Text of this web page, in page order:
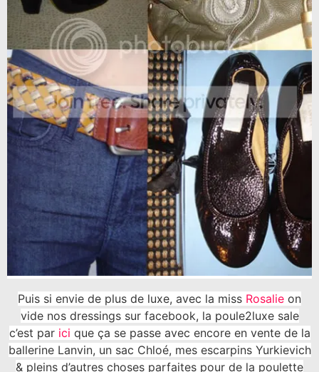
Puis si envie de plus de luxe, avec la miss Rosalie on
vide nos dressings sur facebook, la poule2luxe sale
c’est par ici que ça se passe avec encore en vente de la
ballerine Lanvin, un sac Chloé, mes escarpins Yurkievich
& pleins d’autres choses parfaites pour de la poulette